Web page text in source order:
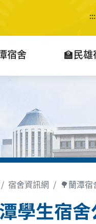
:::
宿舍 🏫民雄
宿舍資訊網 🌳蘭潭宿
學生宿